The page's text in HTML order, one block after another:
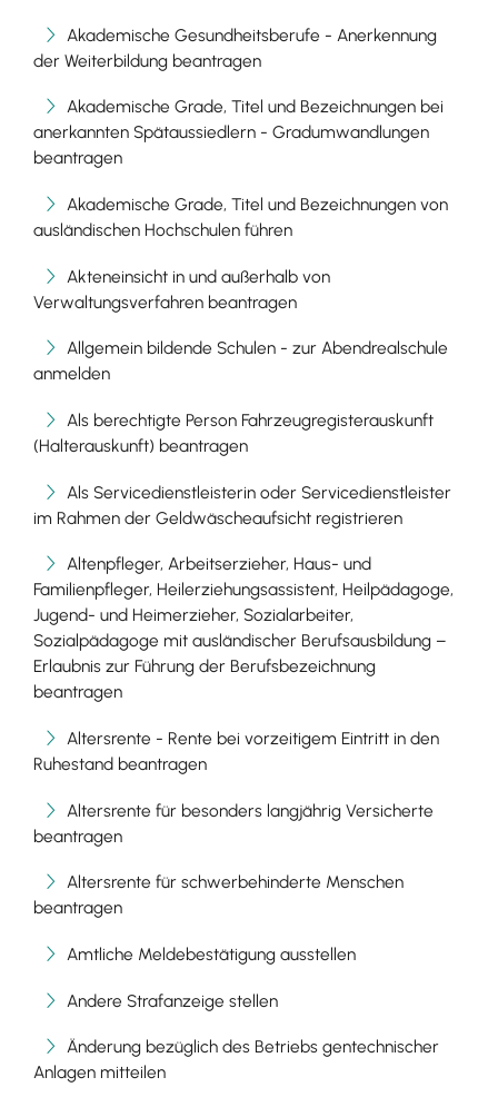
Akademische Gesundheitsberufe - Anerkennung
der Weiterbildung beantragen
Akademische Grade, Titel und Bezeichnungen bei
anerkannten Spätaussiedlern - Gradumwandlungen
beantragen
Akademische Grade, Titel und Bezeichnungen von
ausländischen Hochschulen führen
Akteneinsicht in und außerhalb von
Verwaltungsverfahren beantragen
Allgemein bildende Schulen - zur Abendrealschule
anmelden
Als berechtigte Person Fahrzeugregisterauskunft
(Halterauskunft) beantragen
Als Servicedienstleisterin oder Servicedienstleister
im Rahmen der Geldwäscheaufsicht registrieren
Altenpfleger, Arbeitserzieher, Haus- und
Familienpfleger, Heilerziehungsassistent, Heilpädagoge,
Jugend- und Heimerzieher, Sozialarbeiter,
Sozialpädagoge mit ausländischer Berufsausbildung –
Erlaubnis zur Führung der Berufsbezeichnung
beantragen
Altersrente - Rente bei vorzeitigem Eintritt in den
Ruhestand beantragen
Altersrente für besonders langjährig Versicherte
beantragen
Altersrente für schwerbehinderte Menschen
beantragen
Amtliche Meldebestätigung ausstellen
Andere Strafanzeige stellen
Änderung bezüglich des Betriebs gentechnischer
Anlagen mitteilen